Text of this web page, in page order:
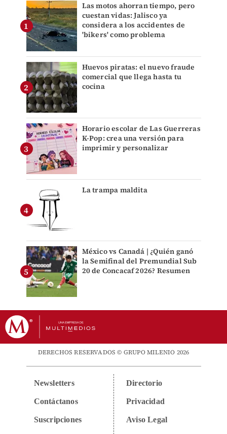
Las motos ahorran tiempo, pero
cuestan vidas: Jalisco ya
considera a los accidentes de
'bikers' como problema
Huevos piratas: el nuevo fraude
comercial que llega hasta tu
cocina
Horario escolar de Las Guerreras
K-Pop: crea una versión para
imprimir y personalizar
La trampa maldita
México vs Canadá | ¿Quién ganó
la Semifinal del Premundial Sub
20 de Concacaf 2026? Resumen
DERECHOS RESERVADOS © GRUPO MILENIO 2026
Newsletters
Contáctanos
Suscripciones
Directorio
Privacidad
Aviso Legal